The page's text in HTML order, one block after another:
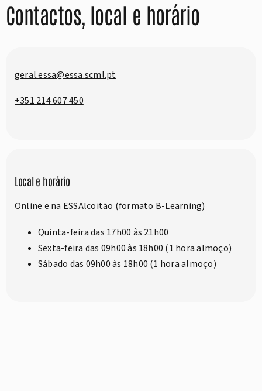
Contactos, local e horário
geral.essa@essa.scml.pt
+351 214 607 450
Local e horário
Online e na ESSAlcoitão (formato B-Learning)
Quinta-feira das 17h00 às 21h00
Sexta-feira das 09h00 às 18h00 (1 hora almoço)
Sábado das 09h00 às 18h00 (1 hora almoço)